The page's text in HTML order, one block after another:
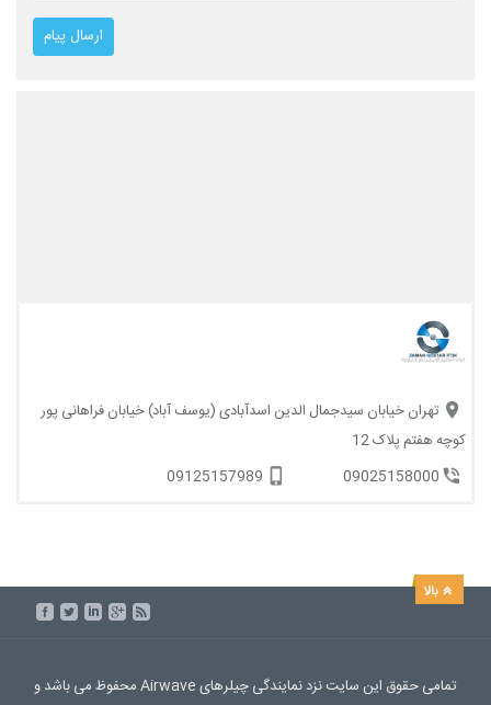
تهران خیابان سیدجمال الدین اسدآبادی (یوسف آباد) خیابان فراهانی پور
کوچه هفتم پلاک 12
09025158000
09125157989
تمامی حقوق این سایت نزد نمایندگی چیلرهای Airwave محفوظ می باشد و